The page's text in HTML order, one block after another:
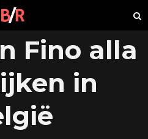
Fino alla
in